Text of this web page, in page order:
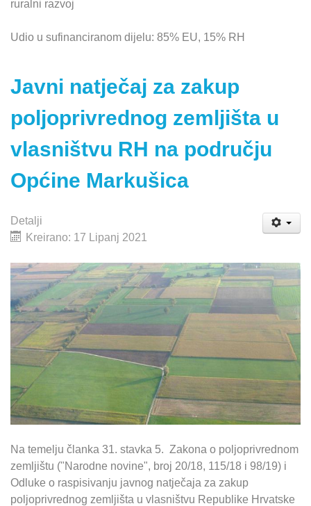
ruralni razvoj
Udio u sufinanciranom dijelu: 85% EU, 15% RH
Javni natječaj za zakup
poljoprivrednog zemljišta u
vlasništvu RH na području
Općine Markušica
Detalji
Kreirano: 17 Lipanj 2021
Na temelju članka 31. stavka 5. Zakona o poljoprivrednom
zemljištu ("Narodne novine", broj 20/18, 115/18 i 98/19) i
Odluke o raspisivanju javnog natječaja za zakup
poljoprivrednog zemljišta u vlasništvu Republike Hrvatske